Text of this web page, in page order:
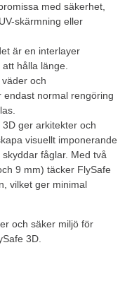
med säkerhet,
skärmning eller
är en interlayer
hålla länge.
och
endast normal rengöring
3D ger arkitekter och
visuellt imponerande
fåglar. Med två
9 mm) täcker FlySafe
vilket ger minimal
och säker miljö för
3D.